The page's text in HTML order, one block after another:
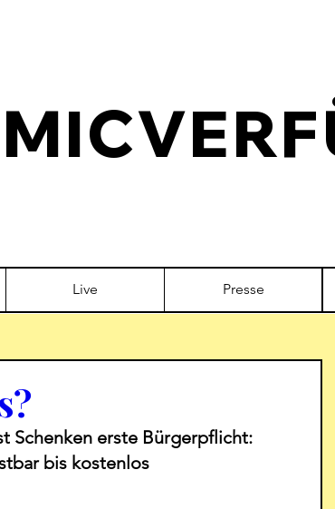
Live Presse
Schenken erste Bürgerpflicht:
bis kostenlos